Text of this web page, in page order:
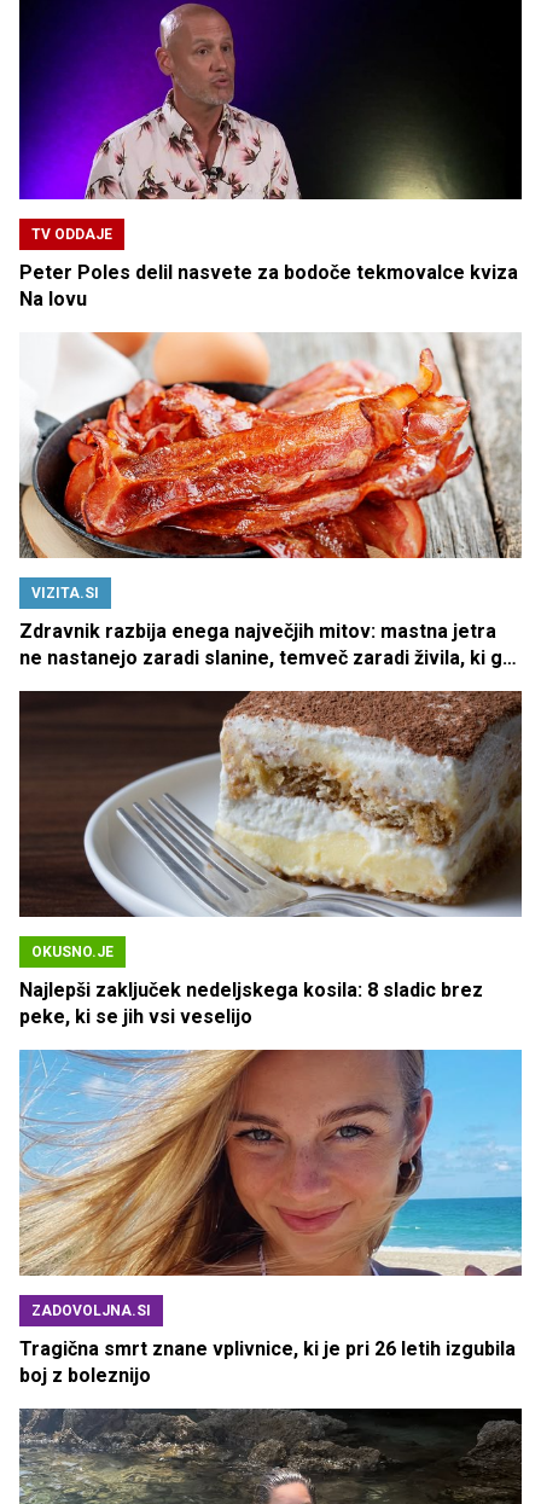
TV ODDAJE
Peter Poles delil nasvete za bodoče tekmovalce kviza
Na lovu
VIZITA.SI
Zdravnik razbija enega največjih mitov: mastna jetra
ne nastanejo zaradi slanine, temveč zaradi živila, ki ga
OKUSNO.JE
Najlepši zaključek nedeljskega kosila: 8 sladic brez
peke, ki se jih vsi veselijo
ZADOVOLJNA.SI
Tragična smrt znane vplivnice, ki je pri 26 letih izgubila
boj z boleznijo